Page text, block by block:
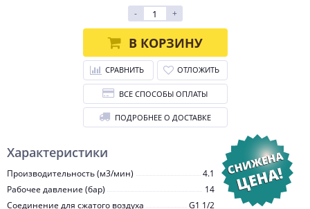
Характеристики
Производительность (м3/мин)
4.1
Рабочее давление (бар)
14
Соединение для сжатого воздуха
G1 1/2
-
+
В КОРЗИНУ
СРАВНИТЬ ОТЛОЖИТЬ
ВСЕ СПОСОБЫ ОПЛАТЫ
ПОДРОБНЕЕ О ДОСТАВКЕ